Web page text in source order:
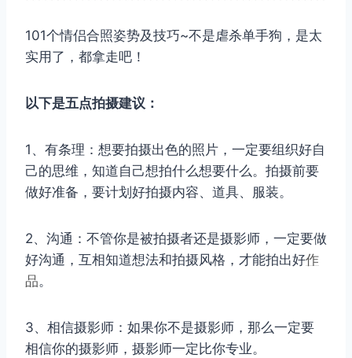
101个情侣合照姿势及技巧~不是虐杀单手狗，是太
实用了，都拿走吧！
以下是五点拍摄建议：
1、有条理：想要拍摄出色的照片，一定要组织好自
己的思维，知道自己想拍什么想要什么。拍摄前要
做好准备，要计划好拍摄内容、道具、服装。
2、沟通：不管你是被拍摄者还是摄影师，一定要做
好沟通，互相知道想法和拍摄风格，才能拍出好作
品。
3、相信摄影师：如果你不是摄影师，那么一定要
相信你的摄影师，摄影师一定比你专业。